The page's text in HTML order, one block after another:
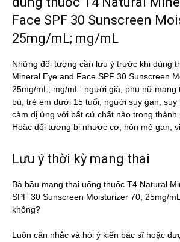
Face SPF 30 Sunscreen
25mg/mL; mg/mL
Những đối tượng cần lưu ý trước khi dùng
Mineral Eye and Face SPF 30 Sunscreen
25mg/mL; mg/mL: người già, phụ nữ mang
bú, trẻ em dưới 15 tuổi, người suy gan, suy
cảm dị ứng với bất cứ chất nào trong thành
Hoặc đối tượng bị nhược cơ, hôn mê gan,
Lưu ý thời kỳ mang thai
Bà bầu mang thai uống thuốc T4 Natural
SPF 30 Sunscreen Moisturizer 70; 25mg/
không?
Luôn cân nhắc và hỏi ý kiến bác sĩ hoặc